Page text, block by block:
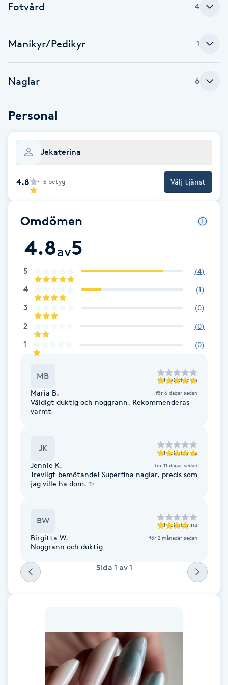
Balayage
Bambumassage
Blowout
Bottenfärg
Brynformning
Brynfärgning
Brynplockning
Bröllopsuppsättning
Celluliter
Coachning
Enzympeeling
Extensions borttagning
Eyeliner-tatuering
Fotvård 4
Manikyr/Pedikyr 1
Naglar 6
Personal
Jekaterina
4.8 5 betyg Välj tjänst
Omdömen
4.8av5
5 (4)
4 (1)
3 (0)
2 (0)
1 (0)
MB till Jekaterina
Maria B. för 6 dagar sedan
Väldigt duktig och noggrann. Rekommenderas
varmt
JK till Jekaterina
Jennie K. för 11 dagar sedan
Trevligt bemötande! Superfina naglar, precis som
jag ville ha dom. ✨
BW till Jekaterina
Birgitta W. för 2 månader sedan
Noggrann och duktig
Sida 1 av1